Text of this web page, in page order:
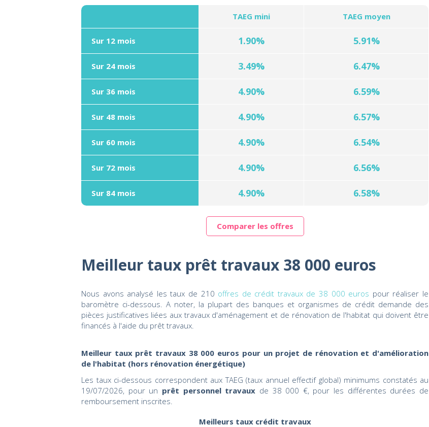
TAEG mini TAEG moyen
Sur 12 mois 1.90% 5.91%
Sur 24 mois 3.49% 6.47%
Sur 36 mois 4.90% 6.59%
Sur 48 mois 4.90% 6.57%
Sur 60 mois 4.90% 6.54%
Sur 72 mois 4.90% 6.56%
Sur 84 mois 4.90% 6.58%
Comparer les offres
Meilleur taux prêt travaux 38 000 euros
Nous avons analysé les taux de 210 offres de crédit travaux de 38 000 euros pour réaliser le
baromètre ci-dessous. A noter, la plupart des banques et organismes de crédit demande des
pièces justificatives liées aux travaux d'aménagement et de rénovation de l'habitat qui doivent être
financés à l'aide du prêt travaux.
Meilleur taux prêt travaux 38 000 euros pour un projet de rénovation et d'amélioration
de l'habitat (hors rénovation énergétique)
Les taux ci-dessous correspondent aux TAEG (taux annuel effectif global) minimums constatés au
19/07/2026, pour un prêt personnel travaux de 38 000 €, pour les différentes durées de
remboursement inscrites.
Meilleurs taux crédit travaux